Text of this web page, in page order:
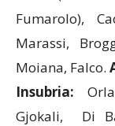
Marassi,
Moiana, Falco.
Insubria:
Gjokali,
Di
Laurentiis),